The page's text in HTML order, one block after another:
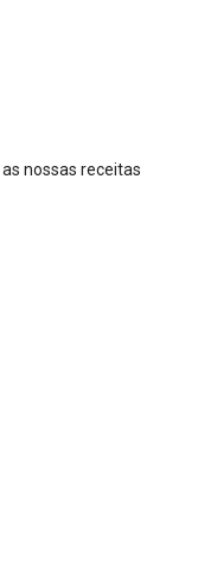
as nossas receitas